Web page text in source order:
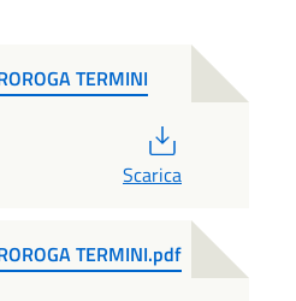
TERMINI
Scarica
TERMINI.pdf